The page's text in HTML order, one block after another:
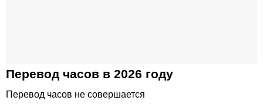
Перевод часов в 2026 году
Перевод часов не совершается